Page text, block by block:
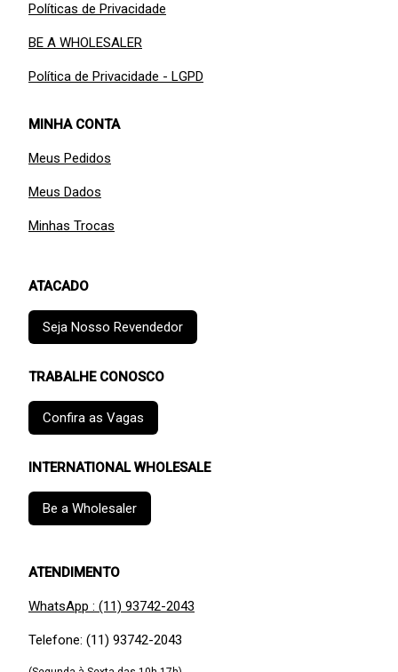
Políticas de Privacidade
BE A WHOLESALER
Política de Privacidade - LGPD
MINHA CONTA
Meus Pedidos
Meus Dados
Minhas Trocas
ATACADO
Seja Nosso Revendedor
TRABALHE CONOSCO
Confira as Vagas
INTERNATIONAL WHOLESALE
Be a Wholesaler
ATENDIMENTO
WhatsApp : (11) 93742-2043
Telefone: (11) 93742-2043